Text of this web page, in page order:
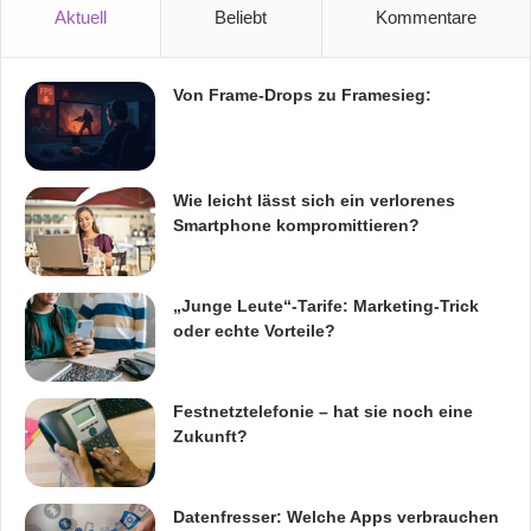
erläutert. Den Abschluss der
Veranstaltungsreihe bildet am 19. November
2015 der Vortrag von Markus Schwabeneder
zum Thema Continuous Integration, der
bereichsübergreifenden Informationsplattform
für alle im IT-Projekt Beteiligten.
„Wir freuen uns sehr über das große Interesse
an unserer Veranstaltungsreihe – mittlerweile
befinden wir uns schon im sechsten Jahr –
und sind stolz, auch 2015 unseren Kunden
wieder spannende Vorträge anzubieten. Die
Aktuell Beliebt Kommentare
Von Frame-Drops zu Framesieg:
Wie leicht lässt sich ein verlorenes
Smartphone kompromittieren?
„Junge Leute“-Tarife: Marketing-Trick
oder echte Vorteile?
Festnetztelefonie – hat sie noch eine
Zukunft?
Datenfresser: Welche Apps verbrauchen